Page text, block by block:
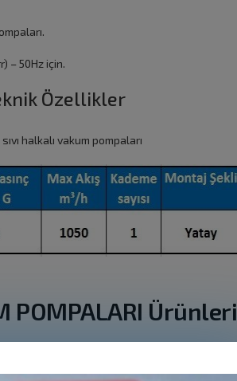
– 50Hz için.
Özellikler
halkalı vakum pompaları
POMPALARI Ürünleri